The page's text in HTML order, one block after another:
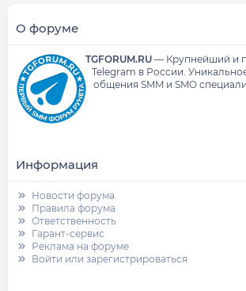
О форуме
TGFORUM.RU— Крупнейший и
Telegram в России.
общения SMM и SMO
Информация
Новости форума
Правила форума
Ответственность
Гарант-сервис
Реклама на форуме
Войти или зарегистрироваться